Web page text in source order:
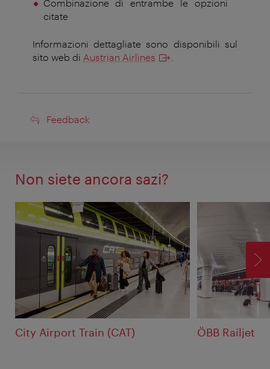
Combinazione di entrambe le opzioni
citate
Informazioni dettagliate sono disponibili sul
sito web di Austrian Airlines
Feedback
Feedback
Non siete ancora sazi?
City Airport Train (CAT) ÖBB Railjet